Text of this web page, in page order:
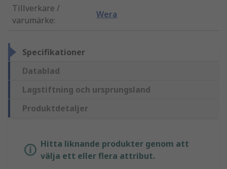
Tillverkare /
varumärke:
Wera
Specifikationer
Datablad
Lagstiftning och ursprungsland
Produktdetaljer
Hitta liknande produkter genom att
välja ett eller flera attribut.